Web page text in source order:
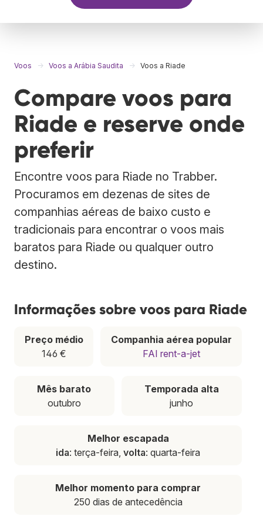
Voos Voos a Arábia Saudita Voos a Riade
Compare voos para
Riade e reserve onde
preferir
Encontre voos para Riade no Trabber.
Procuramos em dezenas de sites de
companhias aéreas de baixo custo e
tradicionais para encontrar o voos mais
baratos para Riade ou qualquer outro
destino.
Informações sobre voos para Riade
Preço médio
146 €
Companhia aérea popular
FAI rent-a-jet
Mês barato
outubro
Temporada alta
junho
Melhor escapada
ida: terça-feira, volta: quarta-feira
Melhor momento para comprar
250 dias de antecedência